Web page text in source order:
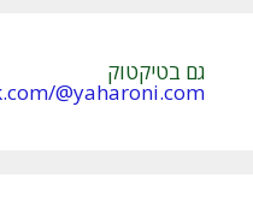
גם בטיקטוק
@yaharoni.com